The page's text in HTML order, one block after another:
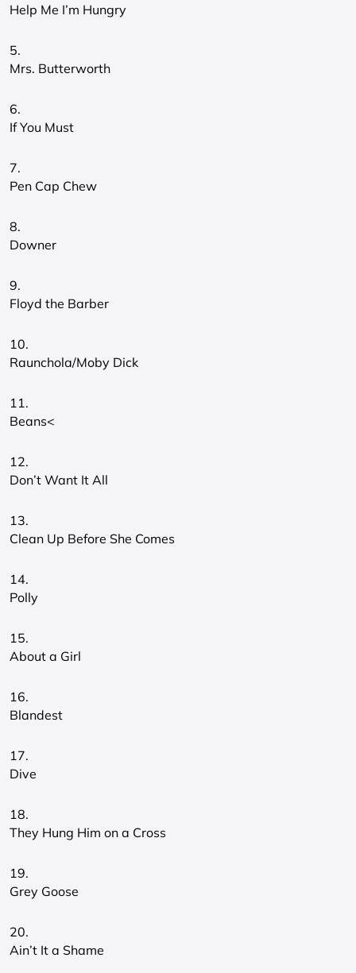
Help Me I’m Hungry
5.
Mrs. Butterworth
6.
If You Must
7.
Pen Cap Chew
8.
Downer
9.
Floyd the Barber
10.
Raunchola/Moby Dick
11.
Beans<
12.
Don’t Want It All
13.
Clean Up Before She Comes
14.
Polly
15.
About a Girl
16.
Blandest
17.
Dive
18.
They Hung Him on a Cross
19.
Grey Goose
20.
Ain’t It a Shame